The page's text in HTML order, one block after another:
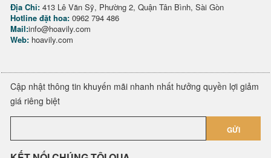
Địa Chỉ: 413 Lê Văn Sỹ, Phường 2, Quận Tân Bình, Sài Gòn
Hotline đặt hoa: 0962 794 486
Mail:info@hoavily.com
Web: hoavily.com
Cập nhật thông tin khuyến mãi nhanh nhất hưởng quyền lợi giảm
giá riêng biệt
GỬI